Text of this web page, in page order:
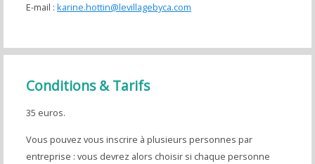
E-mail : karine.hottin@levillagebyca.com
Conditions & Tarifs
35 euros.
Vous pouvez vous inscrire à plusieurs personnes par
entreprise : vous devrez alors choisir si chaque personne